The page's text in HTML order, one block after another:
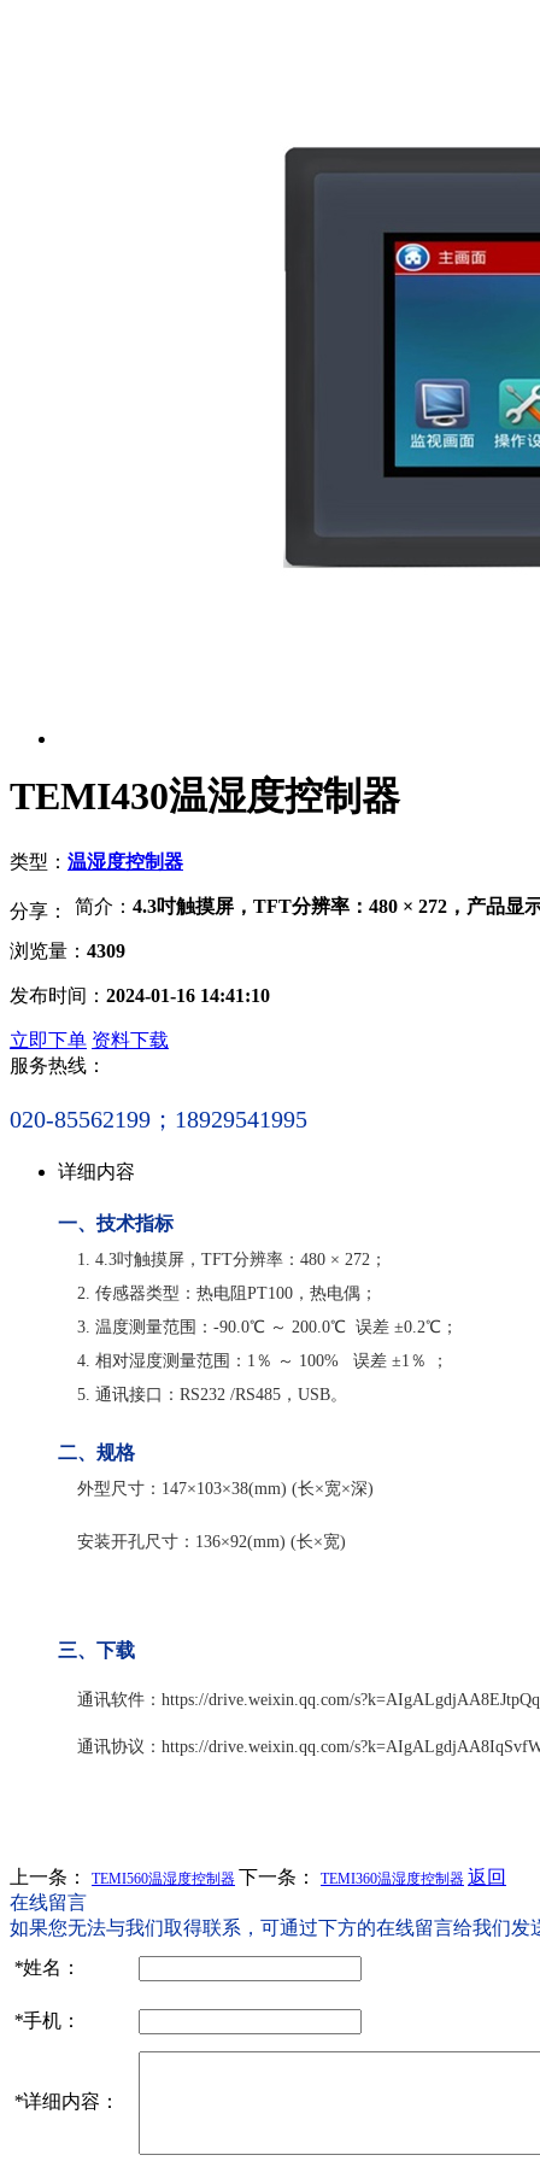
TEMI430温湿度控制器
类型： 温湿度控制器
分享： 简介： 4.3吋触摸屏，TFT分辨率：480 × 272，产品
浏览量： 4309
发布时间： 2024-01-16 14:41:10
立即下单 资料下载
服务热线：
020-85562199；18929541995
详细内容
一、技术指标
1. 4.3吋触摸屏，TFT分辨率：480 × 272；
2. 传感器类型：热电阻PT100，热电偶；
3. 温度测量范围：-90.0℃ ～ 200.0℃ 误差 ±0.2℃；
4. 相对湿度测量范围：1％ ～ 100% 误差 ±1％ ；
5. 通讯接口：RS232 /RS485，USB。
二、规格
外型尺寸：147×103×38(mm) (长×宽×深)
安装开孔尺寸：136×92(mm) (长×宽)
三、下载
通讯软件：https://drive.weixin.qq.com/
通讯协议：https://drive.weixin.qq.com/
上一条： TEMI560温湿度控制器 下一条： TEMI360温湿度控制器 返回
在线留言
如果您无法与我们取得联系，可通过下方的在线留言给我们
*姓名：
*手机：
*详细内容：